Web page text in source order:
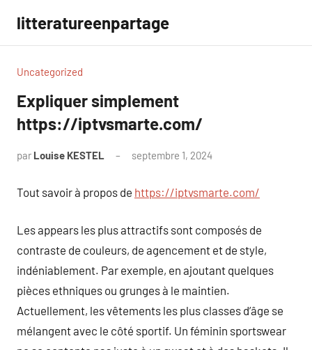
contenu
litteratureenpartage
Uncategorized
Expliquer simplement
https://iptvsmarte.com/
par Louise KESTEL septembre 1, 2024
Tout savoir à propos de https://iptvsmarte.com/
Les appears les plus attractifs sont composés de
contraste de couleurs, de agencement et de style,
indéniablement. Par exemple, en ajoutant quelques
pièces ethniques ou grunges à le maintien.
Actuellement, les vêtements les plus classes d’âge se
mélangent avec le côté sportif. Un féminin sportswear